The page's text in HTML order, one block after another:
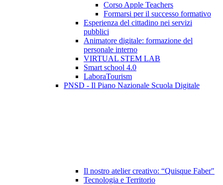
Corso Apple Teachers
Formarsi per il successo formativo
Esperienza del cittadino nei servizi
pubblici
Animatore digitale: formazione del
personale interno
VIRTUAL STEM LAB
Smart school 4.0
LaboraTourism
PNSD - Il Piano Nazionale Scuola Digitale
Il nostro atelier creativo: “Quisque Faber"
Tecnologia e Territorio